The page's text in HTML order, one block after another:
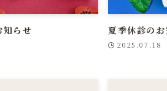
知らせ 夏季休診の
2025.07.18